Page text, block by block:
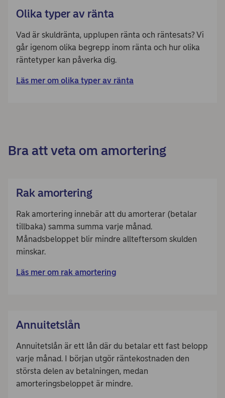
Olika typer av ränta
Vad är skuldränta, upplupen ränta och räntesats? Vi
går igenom olika begrepp inom ränta och hur olika
räntetyper kan påverka dig.
Läs mer om olika typer av ränta
Bra att veta om amortering
Rak amortering
Rak amortering innebär att du amorterar (betalar
tillbaka) samma summa varje månad.
Månadsbeloppet blir mindre allteftersom skulden
minskar.
Läs mer om rak amortering
Annuitetslån
Annuitetslån är ett lån där du betalar ett fast belopp
varje månad. I början utgör räntekostnaden den
största delen av betalningen, medan
amorteringsbeloppet är mindre.